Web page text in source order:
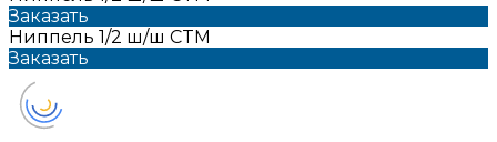
Заказать
Ниппель 1/2 ш/ш CTM
Заказать